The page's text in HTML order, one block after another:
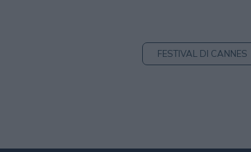
FESTIVAL DI CANNES